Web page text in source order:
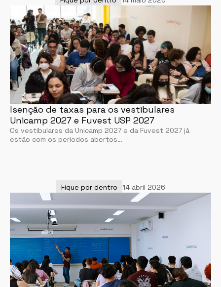
Isenção de taxas para os vestibulares
Unicamp 2027 e Fuvest USP 2027
Os vestibulares da Unicamp 2027 e da Fuvest 2027 já
estão com os períodos abertos…
Fique por dentro 14 abril 2026